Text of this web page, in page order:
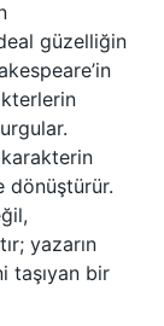
güzelliğin
dönüştürür.
yazarın
taşıyan bir